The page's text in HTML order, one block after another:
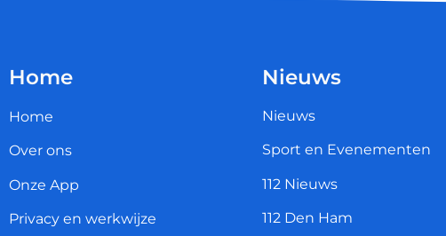
Home
Home
Over ons
Onze App
Privacy en werkwijze
Nieuws
Nieuws
Sport en Evenementen
112 Nieuws
112 Den Ham